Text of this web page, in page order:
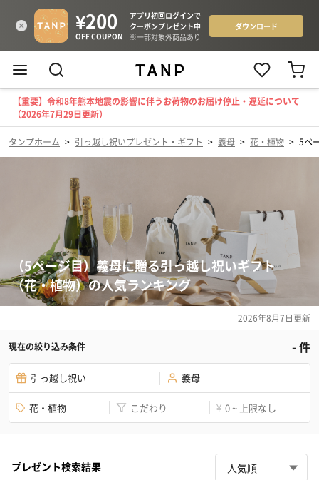
【重要】令和8年熊本地震の影響に伴うお荷物のお届け停止・遅延について
（2026年7月29日更新）
タンプホーム > 引っ越し祝いプレゼント・ギフト > 義母 > 花・植物 > 5ペ
（5ページ目）義母に贈る引っ越し祝いギフト
（花・植物）の人気ランキング
2026年8月7日更新
現在の絞り込み条件 -件
引っ越し祝い 義母
花・植物 こだわり ¥ 0 ~ 上限なし
プレゼント検索結果